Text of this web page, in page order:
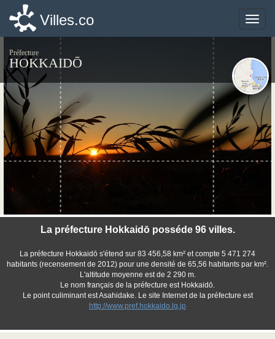
Toggle
Villes.co
Préfecture
HOKKAIDŌ
La préfecture Hokkaidō posséde 96 villes.
La préfecture Hokkaidō s'étend sur 83 456,58 km² et compte 5 471 274
habitants (recensement de 2012) pour une densité de 65,56 habitants par km².
L'altitude moyenne est de 2 290 m.
Le nom français de la préfecture est Hokkaidō.
Le point culiminant est Asahidake. Le site Internet de la préfecture est
http://www.pref.hokkaido.lg.jp
Toggle
Villes.co